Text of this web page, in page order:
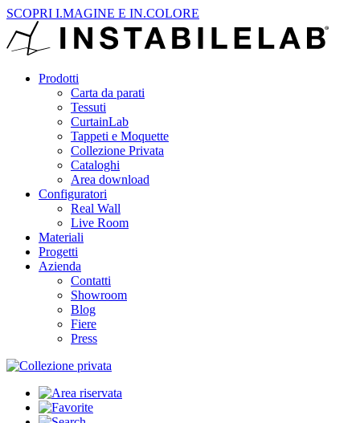
SCOPRI I.MAGINE E IN.COLORE
Prodotti
Carta da parati
Tessuti
CurtainLab
Tappeti e Moquette
Collezione Privata
Cataloghi
Area download
Configuratori
Real Wall
Live Room
Materiali
Progetti
Azienda
Contatti
Showroom
Blog
Fiere
Press